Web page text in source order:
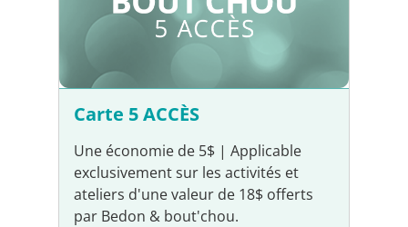
Carte 5 ACCÈS
Une économie de 5$ | Applicable
exclusivement sur les activités et
ateliers d'une valeur de 18$ offerts
par Bedon & bout'chou.